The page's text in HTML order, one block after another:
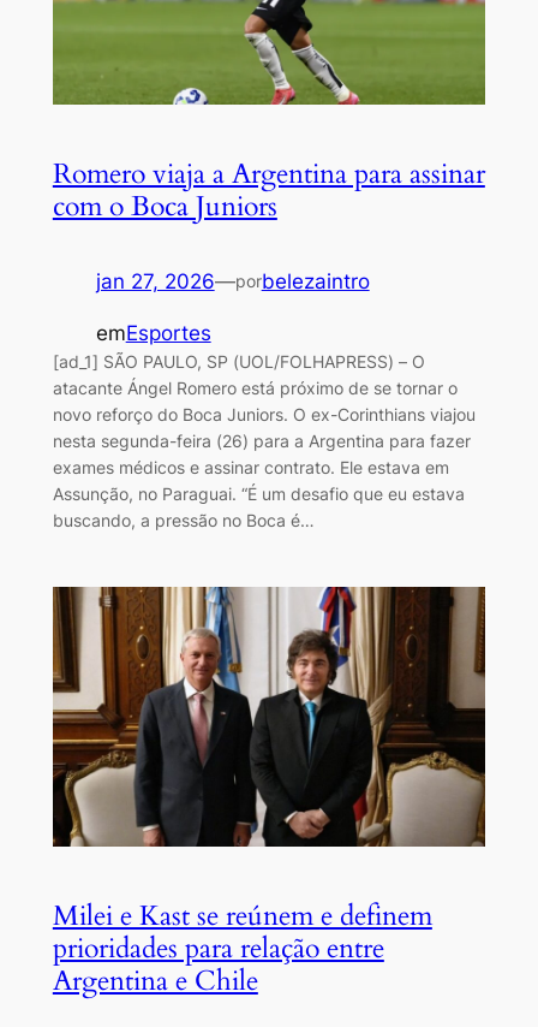
Romero viaja a Argentina para assinar
com o Boca Juniors
jan 27, 2026—porbelezaintro
emEsportes
[ad_1] SÃO PAULO, SP (UOL/FOLHAPRESS) – O
atacante Ángel Romero está próximo de se tornar o
novo reforço do Boca Juniors. O ex-Corinthians viajou
nesta segunda-feira (26) para a Argentina para fazer
exames médicos e assinar contrato. Ele estava em
Assunção, no Paraguai. “É um desafio que eu estava
buscando, a pressão no Boca é…
Milei e Kast se reúnem e definem
prioridades para relação entre
Argentina e Chile